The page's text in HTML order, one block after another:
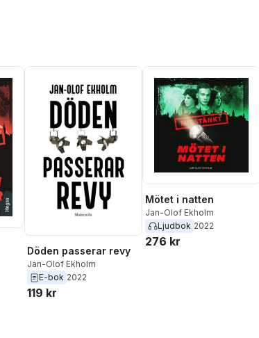
Döden passerar revy
Jan-Olof Ekholm
E-bok 2022
119 kr
Mötet i natten
Jan-Olof Ekholm
Ljudbok 2022
276 kr